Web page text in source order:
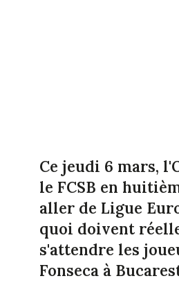
Ce jeudi 6 mars,
le FCSB en
aller de Ligue
quoi doivent
s'attendre les
Fonseca à